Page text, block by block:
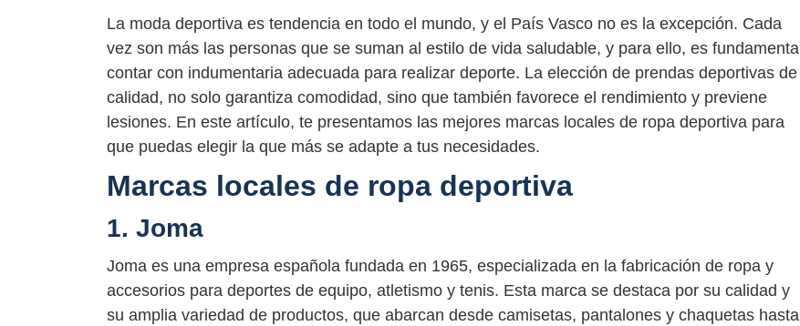
La moda deportiva es tendencia en todo el mundo, y el País Vasco no es la excepción. Cada
vez son más las personas que se suman al estilo de vida saludable, y para ello, es fundamental
contar con indumentaria adecuada para realizar deporte. La elección de prendas deportivas de
calidad, no solo garantiza comodidad, sino que también favorece el rendimiento y previene
lesiones. En este artículo, te presentamos las mejores marcas locales de ropa deportiva para
que puedas elegir la que más se adapte a tus necesidades.
Marcas locales de ropa deportiva
1. Joma
Joma es una empresa española fundada en 1965, especializada en la fabricación de ropa y
accesorios para deportes de equipo, atletismo y tenis. Esta marca se destaca por su calidad y
su amplia variedad de productos, que abarcan desde camisetas, pantalones y chaquetas hasta